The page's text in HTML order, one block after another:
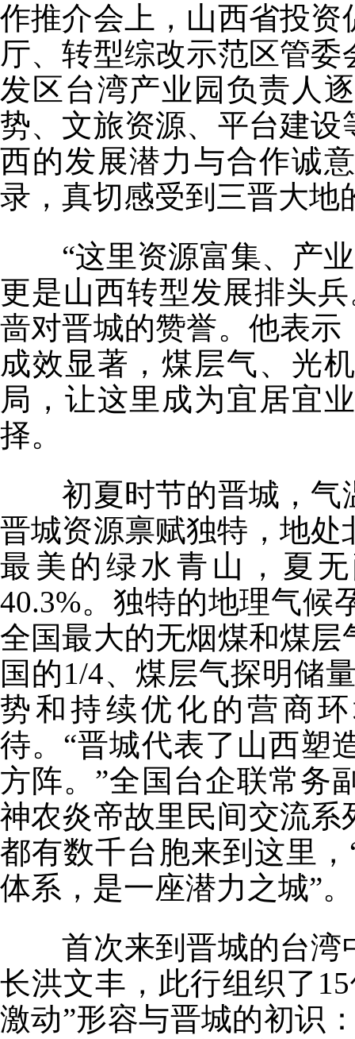
作推介会上，山西省投
厅、转型综改示范区管
发区台湾产业园负责人
势、文旅资源、平台建
西的发展潜力与合作诚
录，真切感受到三晋大地
“这里资源富集、产业
更是山西转型发展排头
啬对晋城的赞誉。他表
成效显著，煤层气、光
局，让这里成为宜居宜
择。
初夏时节的晋城，气
晋城资源禀赋独特，地
最美的绿水青山，夏
40.3%。独特的地理气候
全国最大的无烟煤和煤
国的1/4、煤层气探明储
势和持续优化的营商
待。“晋城代表了山西塑
方阵。”全国台企联常务
神农炎帝故里民间交流
都有数千台胞来到这里
体系，是一座潜力之城”。
首次来到晋城的台湾
长洪文丰，此行组织了
激动”形容与晋城的初识